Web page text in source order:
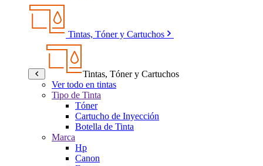
Tintas, Tóner y Cartuchos
Tintas, Tóner y Cartuchos
Ver todo en tintas
Tipo de Tinta
Tóner
Cartucho de Inyección
Botella de Tinta
Marca
Hp
Canon